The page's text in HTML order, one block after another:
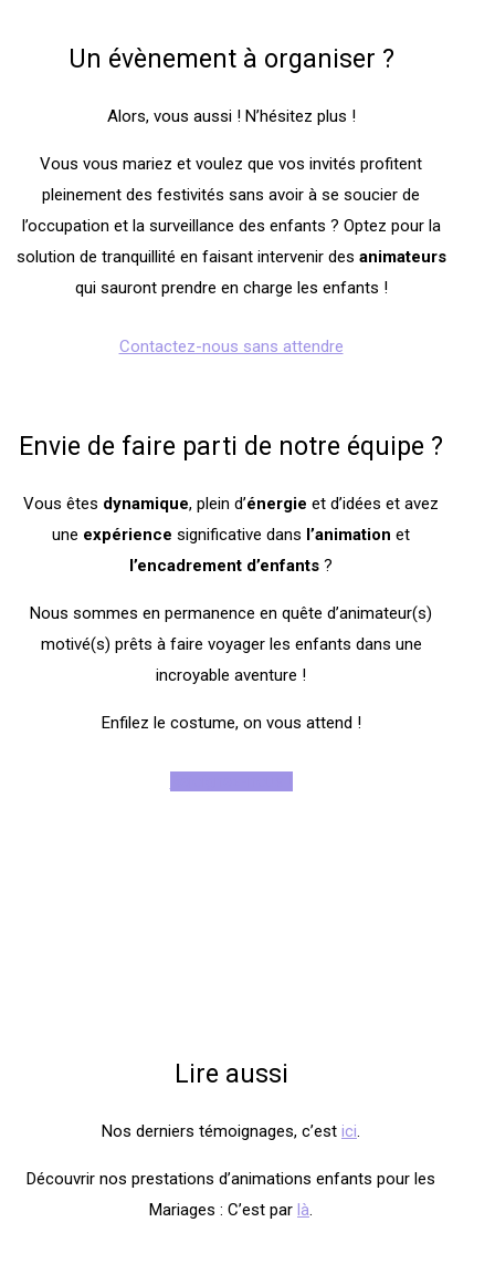
Un évènement à organiser ?
Alors, vous aussi ! N’hésitez plus !
Vous vous mariez et voulez que vos invités profitent
pleinement des festivités sans avoir à se soucier de
l’occupation et la surveillance des enfants ? Optez pour la
solution de tranquillité en faisant intervenir des animateurs
qui sauront prendre en charge les enfants !
Contactez-nous sans attendre
Envie de faire parti de notre équipe ?
Vous êtes dynamique, plein d’énergie et d’idées et avez
une expérience significative dans l’animation et
l’encadrement d’enfants ?
Nous sommes en permanence en quête d’animateur(s)
motivé(s) prêts à faire voyager les enfants dans une
incroyable aventure !
Enfilez le costume, on vous attend !
Lire aussi
Nos derniers témoignages, c’est ici.
Découvrir nos prestations d’animations enfants pour les
Mariages : C’est par là.